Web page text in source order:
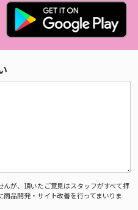
んが、頂いたご意見はスタッフがすべて拝
品開発・サイト改善を行ってまいりま